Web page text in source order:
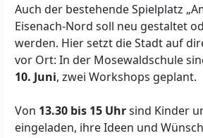
Auch der bestehende Spielplatz
Eisenach-Nord soll neu gestaltet
werden. Hier setzt die Stadt auf
vor Ort: In der Mosewaldschule
10. Juni, zwei Workshops geplant.
Von 13.30 bis 15 Uhrsind Kinder
eingeladen, ihre Ideen und